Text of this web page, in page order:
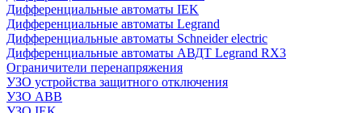
Дифференциальные автоматы IEK
Дифференциальные автоматы Legrand
Дифференциальные автоматы Schneider electric
Дифференциальные автоматы АВДТ Legrand RX3
Ограничители перенапряжения
УЗО устройства защитного отключения
УЗО ABB